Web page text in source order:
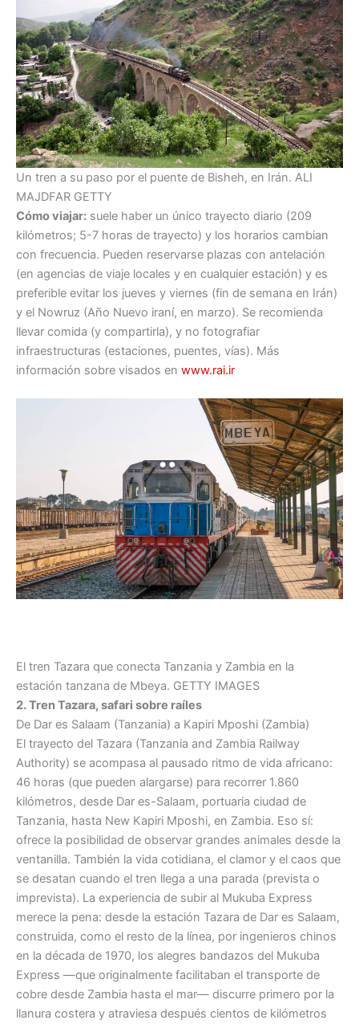
Un tren a su paso por el puente de Bisheh, en Irán. ALI
MAJDFAR GETTY
Cómo viajar: suele haber un único trayecto diario (209
kilómetros; 5-7 horas de trayecto) y los horarios cambian
con frecuencia. Pueden reservarse plazas con antelación
(en agencias de viaje locales y en cualquier estación) y es
preferible evitar los jueves y viernes (fin de semana en Irán)
y el Nowruz (Año Nuevo iraní, en marzo). Se recomienda
llevar comida (y compartirla), y no fotografiar
infraestructuras (estaciones, puentes, vías). Más
información sobre visados en www.rai.ir
El tren Tazara que conecta Tanzania y Zambia en la
estación tanzana de Mbeya. GETTY IMAGES
2. Tren Tazara, safari sobre raíles
De Dar es Salaam (Tanzania) a Kapiri Mposhi (Zambia)
El trayecto del Tazara (Tanzania and Zambia Railway
Authority) se acompasa al pausado ritmo de vida africano:
46 horas (que pueden alargarse) para recorrer 1.860
kilómetros, desde Dar es-Salaam, portuaria ciudad de
Tanzania, hasta New Kapiri Mposhi, en Zambia. Eso sí:
ofrece la posibilidad de observar grandes animales desde la
ventanilla. También la vida cotidiana, el clamor y el caos que
se desatan cuando el tren llega a una parada (prevista o
imprevista). La experiencia de subir al Mukuba Express
merece la pena: desde la estación Tazara de Dar es Salaam,
construida, como el resto de la línea, por ingenieros chinos
en la década de 1970, los alegres bandazos del Mukuba
Express —que originalmente facilitaban el transporte de
cobre desde Zambia hasta el mar— discurre primero por la
llanura costera y atraviesa después cientos de kilómetros